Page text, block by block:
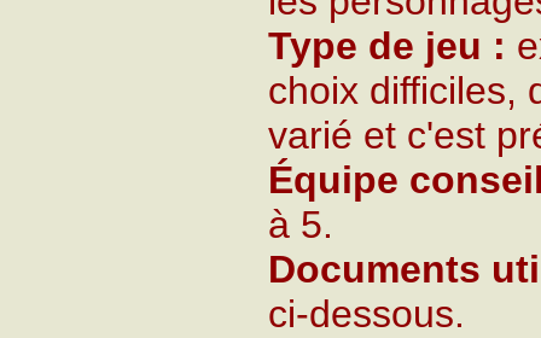
Type de jeu :
choix difficiles,
varié et c'est
Équipe
à 5.
Documents
ci-dessous.